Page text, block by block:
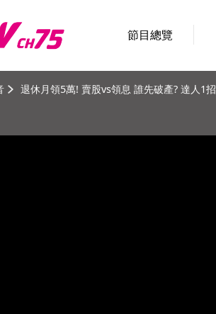
節目總覽
退休月領5萬! 賣股vs領息 誰先破產? 達人1